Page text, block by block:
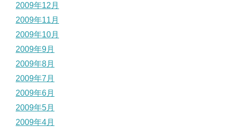
2009年12月
2009年11月
2009年10月
2009年9月
2009年8月
2009年7月
2009年6月
2009年5月
2009年4月